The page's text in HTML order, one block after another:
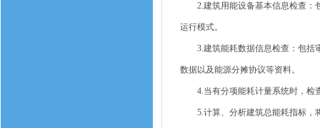
2.建筑用能设备基本信息检查：包
运行模式。
3.建筑能耗数据信息检查：包括审
数据以及能源分摊协议等资料。
4.当有分项能耗计量系统时，检查
5.计算、分析建筑总能耗指标，将